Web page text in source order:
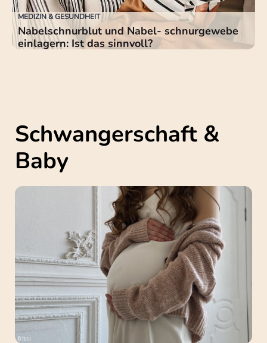
MEDIZIN & GESUNDHEIT
Nabelschnurblut und Nabel- schnurgewebe
einlagern: Ist das sinnvoll?
Schwangerschaft &
Baby